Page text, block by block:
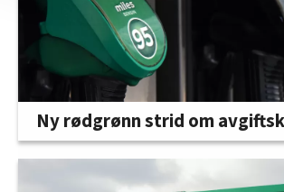
nettstedet med LO Medias egne
innenfor analyse og annonsering. Disse
oversikten lengre ned på denne siden.
Ny rødgrønn strid om